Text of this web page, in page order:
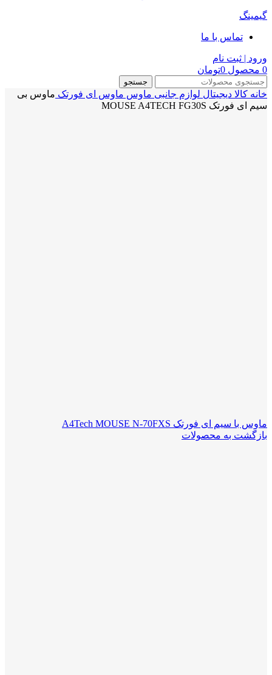
گیمینگ
تماس با ما
ورود | ثبت نام
0 محصول 0تومان
جستجو
خانه کالا دیجیتال لوازم جانبی ماوس ماوس ای فورتک ماوس بی
سیم ای فورتک MOUSE A4TECH FG30S
ماوس با سیم ای فورتک A4Tech MOUSE N-70FXS
بازگشت به محصولات